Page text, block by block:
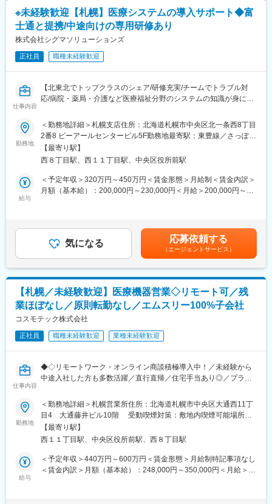
■当社について：
当社は富士通パートナーとして特に秋田・青森・岩手で特に高い
シェアを誇り、業界としてもニーズが増え続けている成長産業で
す。
当社システムや全国3,000軒の調剤薬局で使用されています。
や環境整備支援、事務業務などを担当していただきます。治験開
始の準備・開始・終了までのプロセスを推進頂きます。
■具体的には…：
・社内や社外の関係者との交渉・相談
・治験実施の可能性を確認するための調査
・治験に関する事務的業務の全体支援
【補足情報】
■魅力情報：
職とは違って個人ノルマや目標はありません。その代わり、チー
ム全体での目標が設定されているので、チームとしての一体感は
一般的な事業会社の営業と遜色ありません。むしろ個人ノルマが
ない分、風通しがとても良いです。
エリアや時期等によって異なりますが、外勤3から4割：内勤6か
ら7割となります。※外勤：医療機関訪問、内勤：オフィス勤務
内でも随一との呼び声が高いです。同期入社者とともに2週間弱本
社にて集合研修 を行います。会社の事や業務を遂行する上で必要
な法令から実務まで座学中心でロープレを交えながら学びます。
その後、各拠点に配属され業務を引継ぎながらOJT担当者ととも
に医療機関へ同行するなど、徐々に業務を習得します。確認テス
トやチェックシートを用いながら習熟度を測り、入社後1年程度で
一人で担当を持てるようになります。尚、その後も定期的に中途
入社者に対してフォローを行う体制が整っています。
変更の範囲：会社の定める業務
※未経験歓迎【札幌】医療システムの導入サポート◆富
士通と提携/中途向けの専用研修あり
株式会社シグマソリューションズ
正社員 職種未経験歓迎
仕事内容
【北東北でトップクラスのシェア/研修充実/チームでトラブル対
応/病院・薬局・介護など医療福祉分野のシステムの知識が身につ
■魅力
・青森や秋田などの東北北部地域にて、医療機関向けシステムの
導入でトップクラスのシェアを誇るため、業務における認知度が
高いです！
■業務内容：
医科、歯科、薬局、介護などの医療機関向けコンピュータシステ
ー）として業務をご担当いただきます。
■業務詳細
・お客様問い合わせの応対
・営業同行（システム導入時の製品概要、操作説明）
・診療報酬改定など法令改正時のシステム変更
業務を行う際は領域ごとにチーム制を敷いています。個人で担当
の企業を持つ事は無く、事業所のインストラクター全体で顧客の
顧客の要望に応じて、設定の変更や運用フローの見直し提案等を
していただきます。
■教育体制：
領域ごとにチーム制を敷き、個人で担当企業を持つことはありま
せん。事業所全体で顧客のサポートを行い、協力して業務を遂行
します。入社後はOJTを中心に、マニュアルを活用しながら、ITの
前を目指し、全社的な勉強会や専門部署のサポートを受けられま
す。
勤務地
＜勤務地詳細＞札幌支店住所：北海道札幌市中央区北一条西8丁目
2番8 ピーアールセンタービル5F勤務地最寄駅：東豊線／さっぽろ
駅受動喫煙対策：屋内全面禁煙変更の範囲：会社の定める事業所
【最寄り駅】
西８丁目駅、西１１丁目駅、中央区役所前駅
給与
＜予定年収＞320万円～450万円＜賃金形態＞月給制＜賃金内訳＞
月額（基本給）：200,000円～230,000円＜月給＞200,000円～
までも目安の金額であり、選考を通じて上下する可能性がありま
す。月給(月額)は固定手当を含めた表記です。
気になる 応募依頼する
（エージェントサービス）
【札幌／未経験歓迎】医療機器営業◇リモート可／残
業ほぼなし／原則転勤なし／エムスリー100%子会社
コスモテック株式会社
正社員 職種未経験歓迎 業種未経験歓迎
仕事内容
◆◇リモートワーク・オンライン商談積極導入中！／未経験から
中途入社した方も多数活躍／直行直帰／住宅手当あり◎／プライ
■業務内容：
親会社であるエムスリーが運営する日本最大級の医学情報サイト
「m3.com」にご登録いただいている医療従事者の方々に対し、形
成外科及び心臓外科を中心とする自社製品を提案していただきま
す。
また、提案営業だけではなく、最新の医療情報・製品情報を提供
するスペシャリストとしても活躍していただきます。
勤務地
＜勤務地詳細＞札幌営業所住所：北海道札幌市中央区大通西11丁
目4 大通藤井ビル10階 受動喫煙対策：敷地内喫煙可能場所あ
り変更の範囲：会社の定める事業所（リモートワーク含む）
【最寄り駅】
西１１丁目駅、中央区役所前駅、西８丁目駅
給与
＜予定年収＞440万円～600万円＜賃金形態＞月給制特記事項なし
＜賃金内訳＞月額（基本給）：248,000円～350,000円＜月給＞